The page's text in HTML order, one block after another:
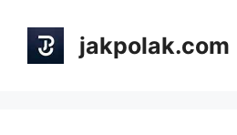
content
jakpolak.com